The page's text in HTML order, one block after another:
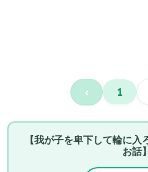
‹ 1
【我が子を卑下して輪に
お話】